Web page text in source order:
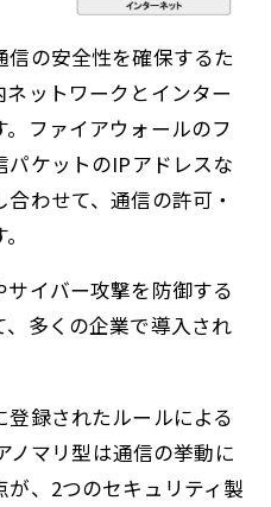
の安全性を確保するた
ットワークとインター
ファイアウォールのフ
パケットのIPアドレスな
わせて、通信の許可・
イバー攻撃を防御する
多くの企業で導入され
録されたルールによる
ノマリ型は通信の挙動に
、2つのセキュリティ製